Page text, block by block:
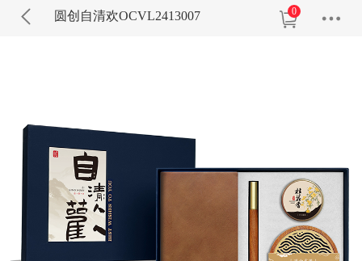
圆创自清欢OCVL2413007 0